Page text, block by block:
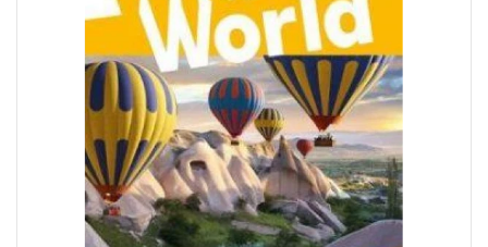
KONTAKT
POSEBNA
PONUDA